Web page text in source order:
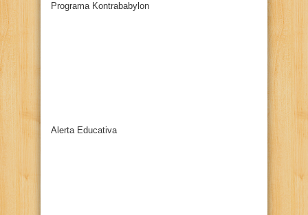
Programa Kontrababylon
Alerta Educativa